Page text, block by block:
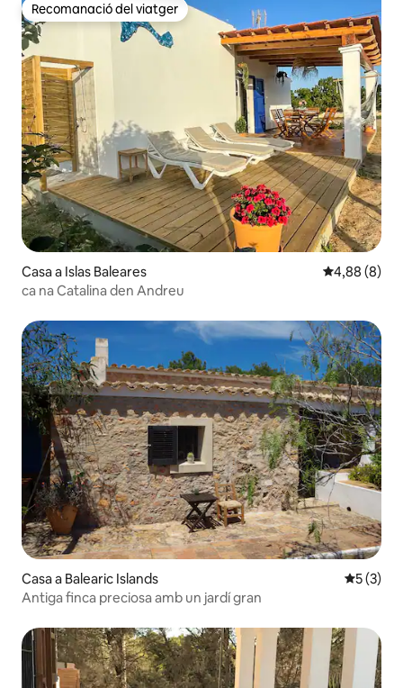
Recomanació del viatger
Recomanació del viatger
Casa a Islas Baleares 4,88 de
4,88 (8)
ca na Catalina den Andreu
Casa a Balearic Islands 5 de
5 (3)
Antiga finca preciosa amb un jardí gran